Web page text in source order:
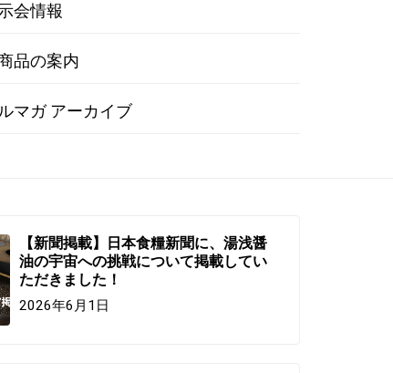
会情報
品の案内
マガ アーカイブ
【新聞掲載】日本食糧新聞に、湯浅醤
油の宇宙への挑戦について掲載してい
ただきました！
2026年6月1日